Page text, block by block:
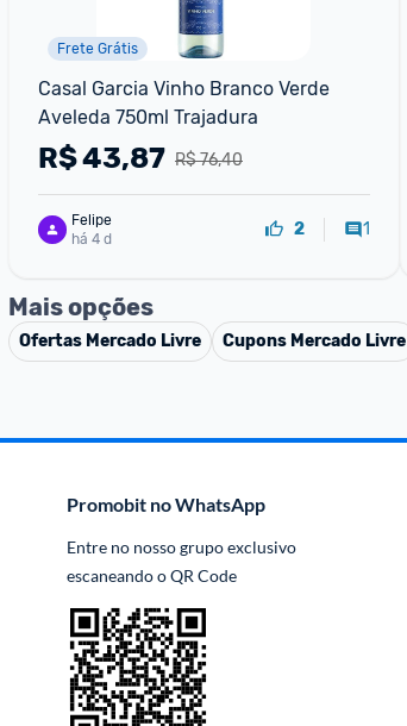
Frete Grátis
Casal Garcia Vinho Branco Verde
Aveleda 750ml Trajadura
R$ 76,40
R$43,87
Felipe
há 4 d
2 1
Mais opções
Ofertas Mercado Livre Cupons Mercado Livre
Promobit no WhatsApp
Entre no nosso grupo exclusivo
escaneando o QR Code